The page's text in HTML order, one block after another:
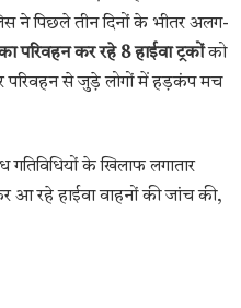
ने पिछले तीन दिनों के भीतर अलग-
परिवहन कर रहे 8 हाईवा ट्रकोंको
परिवहन से जुड़े लोगों में हड़कंप मच
गतिविधियों के खिलाफ लगातार
आ रहे हाईवा वाहनों की जांच की,